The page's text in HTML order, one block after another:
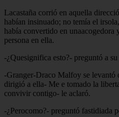
Lacastaña corrió en aquella
habían insinuado; no temía el
había convertido en unaacogedora
persona en ella.
-¿Quesignifica esto?- preguntó a
-Granger-Draco Malfoy se levantó
dirigió a ella- Me e tomado la
convivir contigo- le aclaró.
-¿Perocomo?- preguntó fastidiada